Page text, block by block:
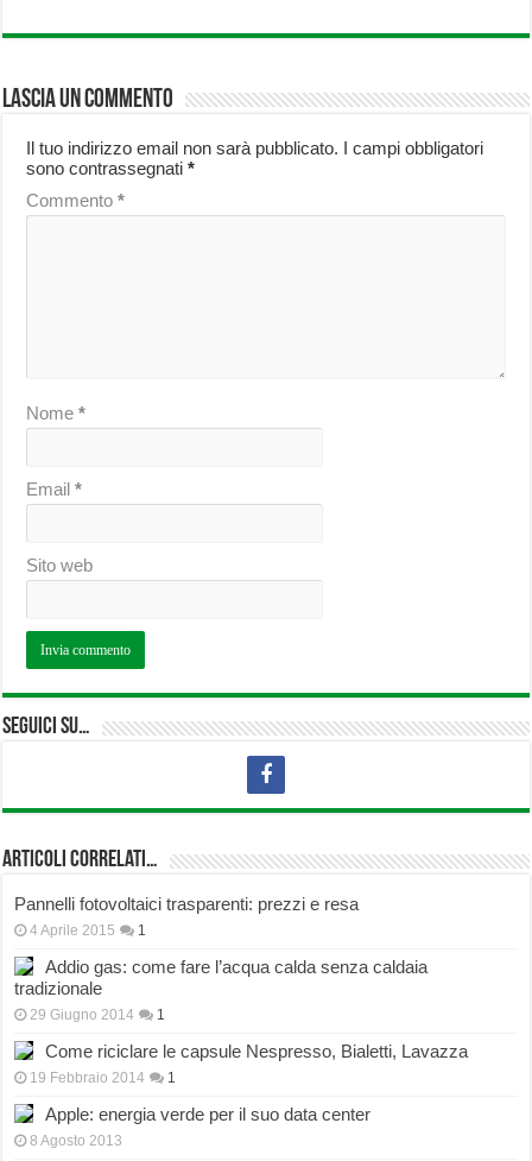
Lascia un commento
Il tuo indirizzo email non sarà pubblicato. I campi obbligatori
sono contrassegnati*
Commento*
Nome*
Email*
Sito web
Seguici su…
Articoli correlati…
Pannelli fotovoltaici trasparenti: prezzi e resa
4 Aprile 2015 1
Addio gas: come fare l’acqua calda senza caldaia
tradizionale
29 Giugno 2014 1
Come riciclare le capsule Nespresso, Bialetti, Lavazza
19 Febbraio 2014 1
Apple: energia verde per il suo data center
8 Agosto 2013